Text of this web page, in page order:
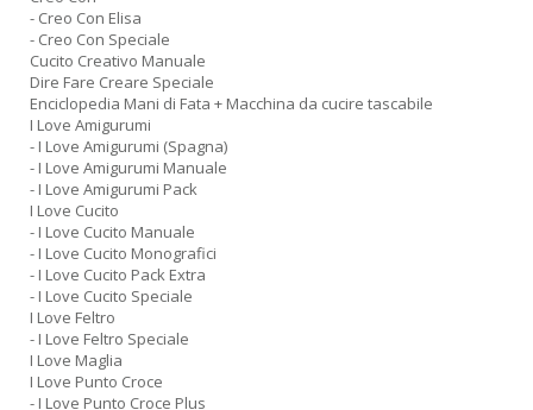
- Creo Con Elisa
- Creo Con Speciale
Cucito Creativo Manuale
Dire Fare Creare Speciale
Enciclopedia Mani di Fata + Macchina da cucire tascabile
I Love Amigurumi
- I Love Amigurumi (Spagna)
- I Love Amigurumi Manuale
- I Love Amigurumi Pack
I Love Cucito
- I Love Cucito Manuale
- I Love Cucito Monografici
- I Love Cucito Pack Extra
- I Love Cucito Speciale
I Love Feltro
- I Love Feltro Speciale
I Love Maglia
I Love Punto Croce
- I Love Punto Croce Plus